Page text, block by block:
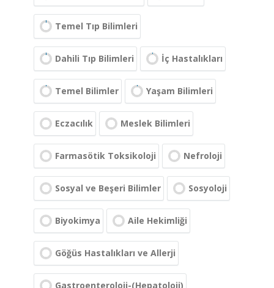
Temel Tıp Bilimleri
Dahili Tıp Bilimleri İç Hastalıkları
Temel Bilimler Yaşam Bilimleri
Eczacılık Meslek Bilimleri
Farmasötik Toksikoloji Nefroloji
Sosyal ve Beşeri Bilimler Sosyoloji
Biyokimya Aile Hekimliği
Göğüs Hastalıkları ve Allerji
Gastroenteroloji-(Hepatoloji)